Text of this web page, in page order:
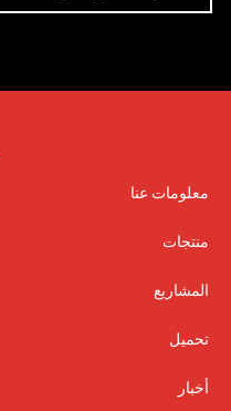
معلومات عنا
منتجات
المشاريع
تحميل
أخبار